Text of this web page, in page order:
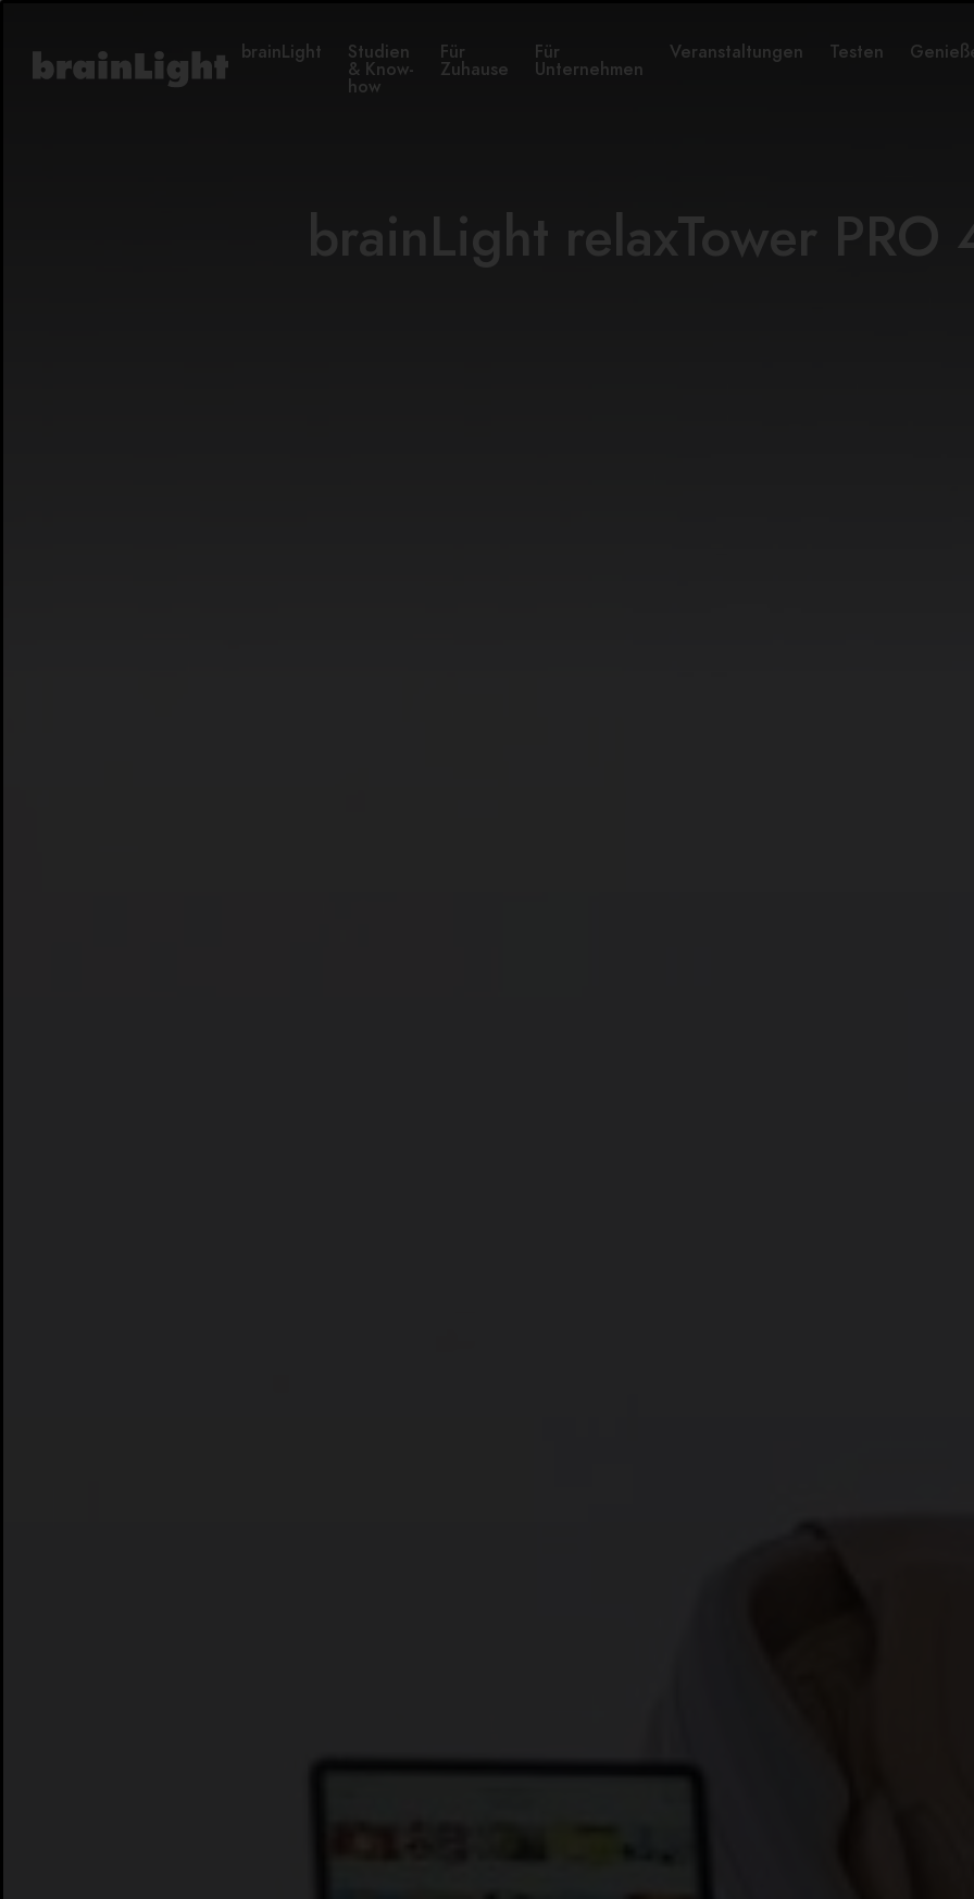
brainLight Studien
& Know-
how
Für
Zuhause
Für
Unternehmen
Veranstaltungen Testen
brainLight relaxTower PRO